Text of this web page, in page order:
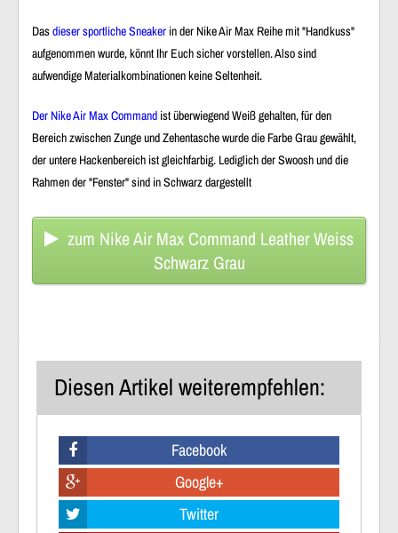
Dasdieser sportliche Sneaker in der Nike Air Max Reihe mit "Handkuss"
aufgenommen wurde, könnt Ihr Euch sicher vorstellen. Also sind
aufwendige Materialkombinationen keine Seltenheit.
Der Nike Air Max Command ist überwiegend Weiß gehalten, für den
Bereich zwischen Zunge und Zehentasche wurde die Farbe Grau gewählt,
der untere Hackenbereich ist gleichfarbig. Lediglich der Swoosh und die
Rahmen der "Fenster" sind in Schwarz dargestellt
zum Nike Air Max Command Leather Weiss
Schwarz Grau
Diesen Artikel weiterempfehlen:
Facebook
Google+
Twitter